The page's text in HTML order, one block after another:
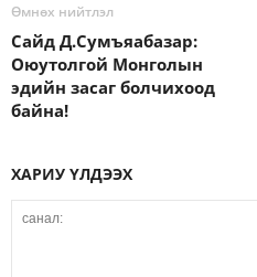
Өмнөх нийтлэл
Сайд Д.Сумъяабазар:
Оюутолгой Монголын
эдийн засаг болчихоод
байна!
ХАРИУ ҮЛДЭЭХ